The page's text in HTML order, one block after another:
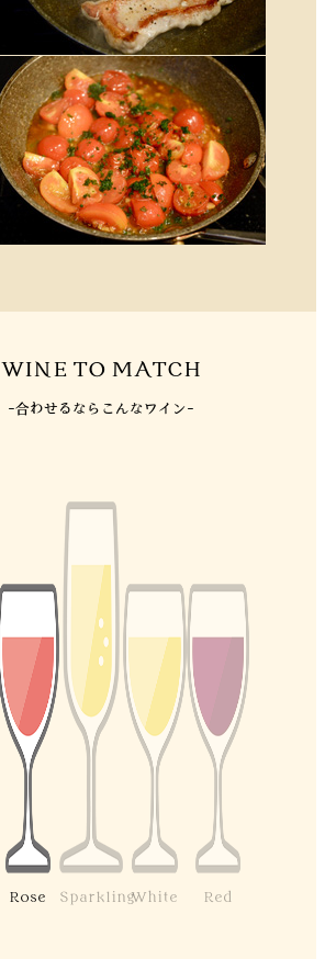
WINE TO MATCH
-合わせるならこんなワイン-
Rose SparklingWhite Red